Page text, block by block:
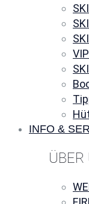
INFO &
ÜBER